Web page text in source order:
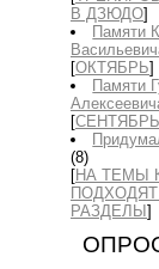
В ДЗЮДО]
Памяти
[ОКТЯБРЬ]
Памяти
[СЕНТЯБРЬ
(8)
[НА ТЕМЫ
РАЗДЕЛЫ ]